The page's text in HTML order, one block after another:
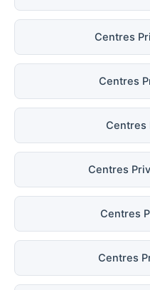
Centres
Centres
Centres
Centres
Centres
Centres